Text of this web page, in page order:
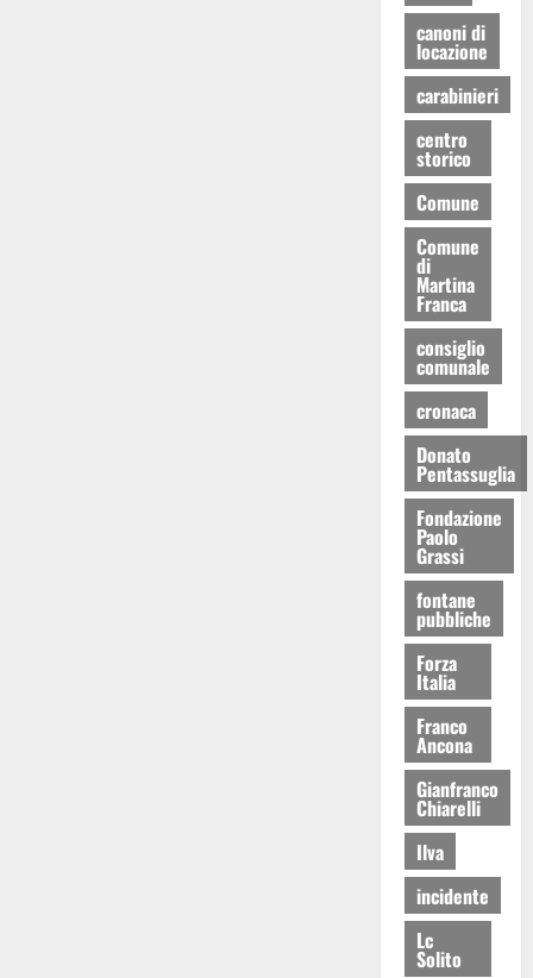
canoni di
locazione
carabinieri
centro
storico
Comune
Comune
di
Martina
Franca
consiglio
comunale
cronaca
Donato
Pentassuglia
Fondazione
Paolo
Grassi
fontane
pubbliche
Forza
Italia
Franco
Ancona
Gianfranco
Chiarelli
Ilva
incidente
Lc
Solito